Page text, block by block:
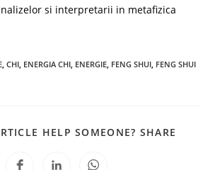
si interpretarii in metafizica
, CHI, ENERGIA CHI, ENERGIE, FENG SHUI, FENG SHUI
HELP SOMEONE? SHARE